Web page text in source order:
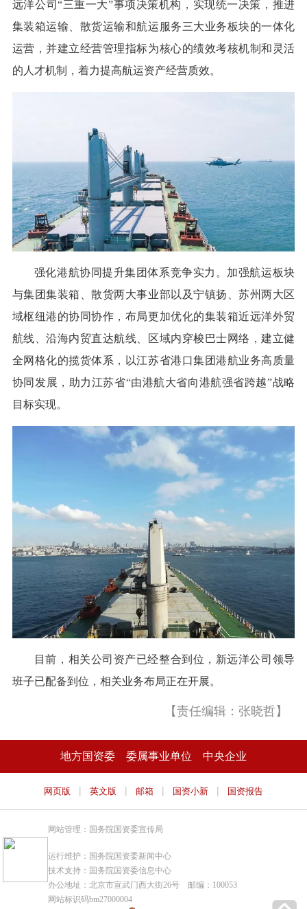
远洋公司“三重一大”事项决策机构，实现统一决策，推进
集装箱运输、散货运输和航运服务三大业务板块的一体化
运营，并建立经营管理指标为核心的绩效考核机制和灵活
的人才机制，着力提高航运资产经营质效。
强化港航协同提升集团体系竞争实力。加强航运板块
与集团集装箱、散货两大事业部以及宁镇扬、苏州两大区
域枢纽港的协同协作，布局更加优化的集装箱近远洋外贸
航线、沿海内贸直达航线、区域内穿梭巴士网络，建立健
全网格化的揽货体系，以江苏省港口集团港航业务高质量
协同发展，助力江苏省“由港航大省向港航强省跨越”战略
目标实现。
目前，相关公司资产已经整合到位，新远洋公司领导
班子已配备到位，相关业务布局正在开展。
【责任编辑：张晓哲】
地方国资委 委属事业单位 中央企业
网页版 | 英文版 | 邮箱 | 国资小新 | 国资报告
网站管理：国务院国资委宣传局
运行维护：国务院国资委新闻中心
技术支持：国务院国资委信息中心
办公地址：北京市宣武门西大街26号 邮编：100053
网站标识码bm27000004